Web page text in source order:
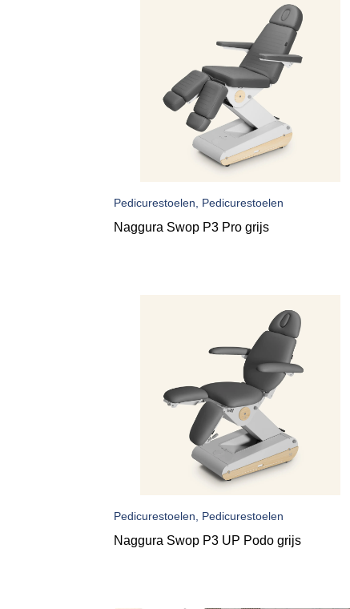
Pedicurestoelen, Pedicurestoelen
Naggura Swop P3 Pro grijs
Pedicurestoelen, Pedicurestoelen
Naggura Swop P3 UP Podo grijs